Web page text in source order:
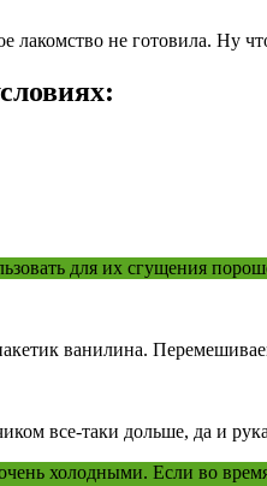
лакомство не готовила. Ну
для их сгущения
ванилина.
все-таки дольше, да и
холодными. Если во